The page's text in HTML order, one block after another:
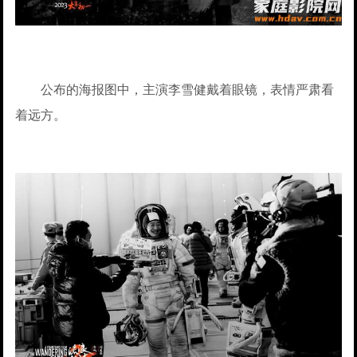
公布的海报图中，主演李雪健戴着眼镜，表情严肃看
着远方。